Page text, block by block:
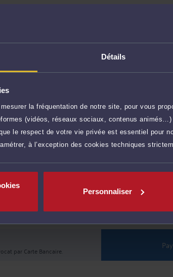
Détails
la fréquentation de notre site, pour vous
(vidéos, réseaux sociaux, contenus
le respect de votre vie privée est essentiel pour
à l’exception des cookies techniques
Personnaliser
d'urbanisme, recours des tiers, plan
toutes les matières du droit public (droit
pour cause d'utilité publique lors de la
public etc.).
clients en leur garantissant expertise juridique,
de faire un point et d'envisager ensemble
en visioconférence est possible.
120 €TTC Prendre
120 €TTC Poser une
par Carte Bancaire.